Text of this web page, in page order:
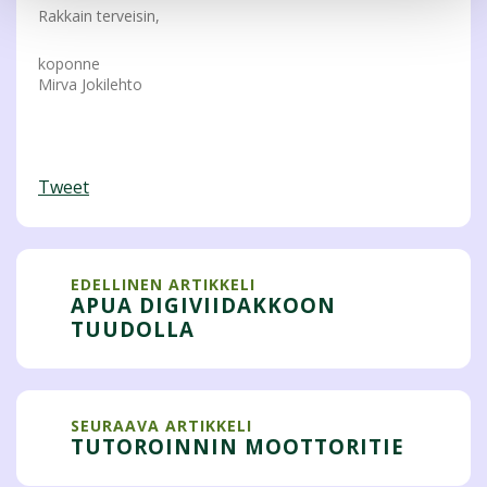
Rakkain terveisin,
koponne
Mirva Jokilehto
Tweet
EDELLINEN ARTIKKELI
APUA DIGIVIIDAKKOON
TUUDOLLA
SEURAAVA ARTIKKELI
TUTOROINNIN MOOTTORITIE